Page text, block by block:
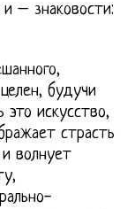
и – знаковости:
будучи
искусство,
страсть
волнует